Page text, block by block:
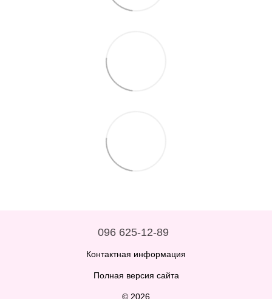
096 625-12-89
Контактная информация
Полная версия сайта
© 2026